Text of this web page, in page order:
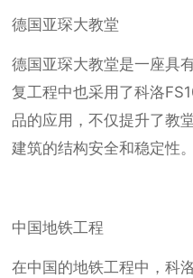
德国亚琛大教堂
德国亚琛大教堂是一座具
复工程中也采用了科洛
品的应用，不仅提升了教
建筑的结构安全和稳定性。
中国地铁工程
在中国的地铁工程中，科